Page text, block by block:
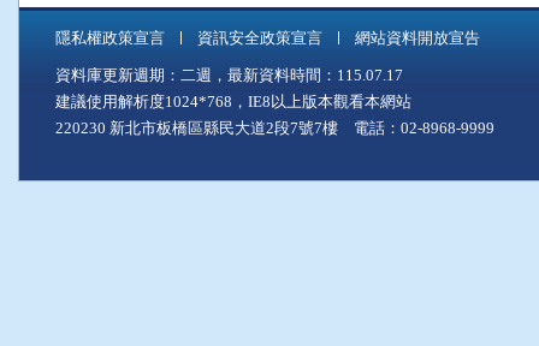
隱私權政策宣言 資訊安全政策宣言 網站資料開放宣告
資料庫更新週期：二週，最新資料時間：115.07.17
建議使用解析度1024*768，IE8以上版本觀看本網站
220230 新北市板橋區縣民大道2段7號7樓 電話：02-8968-9999